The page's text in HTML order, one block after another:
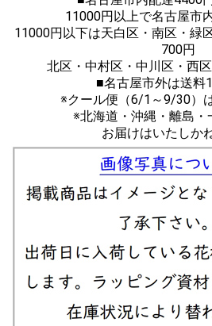
11000円以上で名古屋市
11000円以下は天白区・南区・緑
700円
北区・中村区・中川区・西
■名古屋市外は送料
※クール便（6/1～9/30）
※北海道・沖縄・離島・
お届けはいたしか